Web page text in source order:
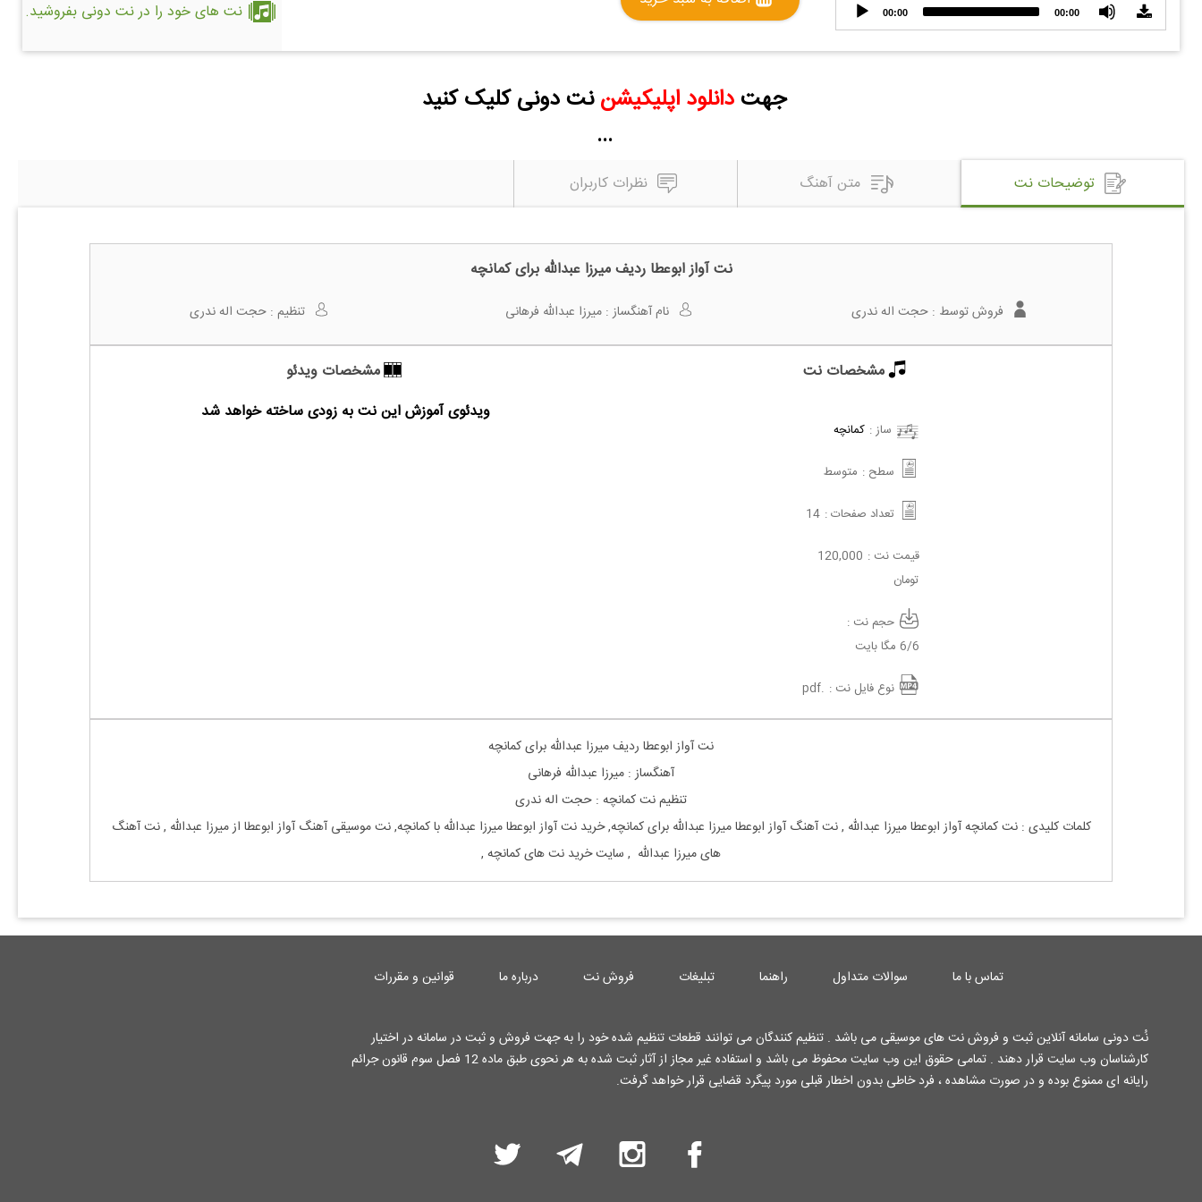
Audio
Player
00:00 00:00 نت های خود را در نت دونی بفروشید.
جهتدانلود اپلیکیشن نت دونی کلیک کنید
...
توضیحات نت متن آهنگ نظرات کاربران
نت آواز ابوعطا ردیف میرزا عبدالله برای کمانچه
فروش توسط :حجت اله ندری نام آهنگساز : میرزا عبدالله فرهانی تنظیم :حجت اله ندری
مشخصات نت
ساز : کمانچه
سطح : متوسط
تعداد صفحات : 14
قیمت نت : 120,000
تومان
حجم نت :
6/6 مگا بایت
نوع فایل نت : .pdf
مشخصات ویدئو
ویدئوی آموزش این نت به زودی ساخته خواهد شد
نت آواز ابوعطا ردیف میرزا عبدالله برای کمانچه
آهنگساز : میرزا عبدالله فرهانی
تنظیم نت کمانچه : حجت اله ندری
کلمات کلیدی : نتکمانچهآواز ابوعطامیرزا عبدالله , نت آهنگ آواز ابوعطامیرزا عبدالله برایکمانچه, خرید نتآواز ابوعطامیرزا عبدالله باکمانچه, نت موسیقی آهنگ آواز ابوعطا ازمیرزا عبدالله , نت آهنگ
هایمیرزا عبدالله , سایت خرید نت هایکمانچه ,
تماس با ما سوالات متداول راهنما تبلیغات فروش نت درباره ما قوانین و مقررات
نُت دونی سامانه آنلاین ثبت و فروش نت های موسیقی می باشد . تنظیم کنندگان می توانند قطعات تنظیم شده خود را به جهت فروش و ثبت در سامانه در اختیار
کارشناسان وب سایت قرار دهند . تمامی حقوق این وب سایت محفوظ می باشد و استفاده غیر مجاز از آثار ثبت شده به هر نحوی طبق ماده 12 فصل سوم قانون جرائم
رایانه ای ممنوع بوده و در صورت مشاهده ، فرد خاطی بدون اخطار قبلی مورد پیگرد قضایی قرار خواهد گرفت.